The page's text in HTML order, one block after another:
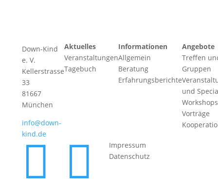
Down-Kind
e. V.
Kellerstrasse
33
81667
München
info@down-
kind.de
Aktuelles
Veranstaltungen
Tagebuch
Informationen
Allgemein
Beratung
Erfahrungsberichte
Angebote
Treffen
Gruppen
und
Vorträge
 
Impressum
Datenschutz